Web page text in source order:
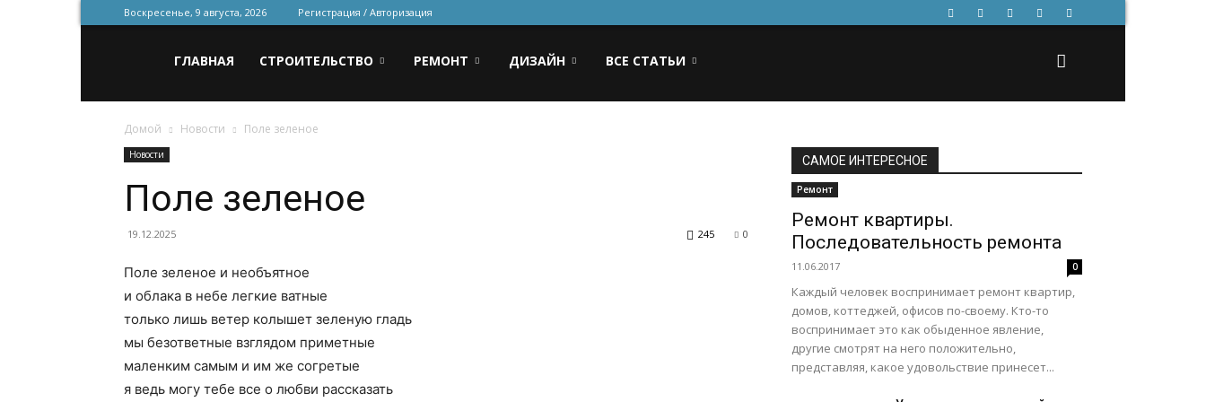
Воскресенье, 9 августа, 2026 Регистрация / Авторизация
для
строительства
и
ремонта
ГЛАВНАЯ СТРОИТЕЛЬСТВО РЕМОНТ ДИЗАЙН ВСЕ СТАТЬИ
Домой Новости Поле зеленое
Новости
Поле зеленое
19.12.2025 0
245
Поле зеленое и необъятное
и облака в небе легкие ватные
только лишь ветер колышет зеленую гладь
мы безответные взглядом приметные
маленким самым и им же согретые
я ведь могу тебе все о любви рассказать
САМОЕ ИНТЕРЕСНОЕ
Ремонт
Ремонт квартиры.
Последовательность ремонта
11.06.2017 0
Каждый человек воспринимает ремонт квартир,
домов, коттеджей, офисов по-своему. Кто-то
воспринимает это как обыденное явление,
другие смотрят на него положительно,
представляя, какое удовольствие принесет...